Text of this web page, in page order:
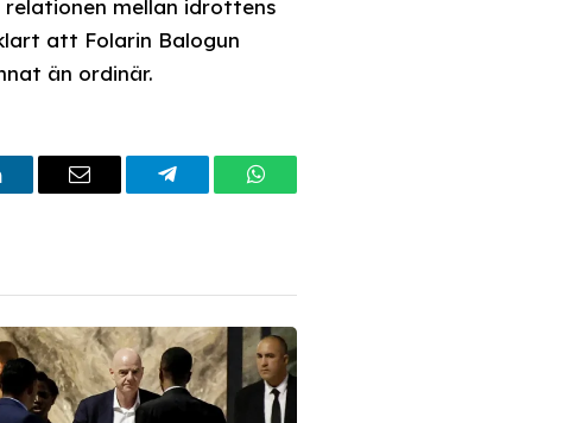
mellan idrottens
att Folarin Balogun
än ordinär.
Email TelegramWhatsApp